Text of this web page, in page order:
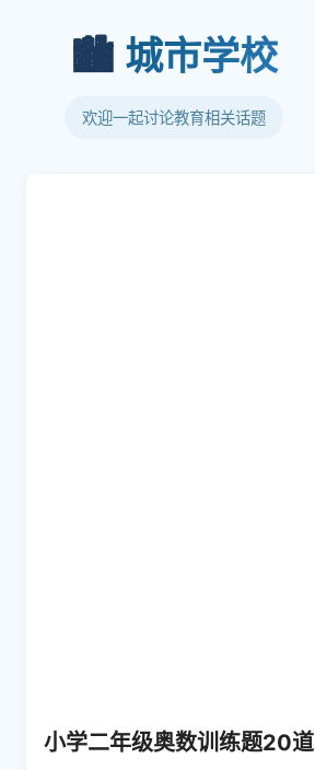
🏙️ 城市学校
欢迎一起讨论教育相关话题
小学二年级奥数训练题20道